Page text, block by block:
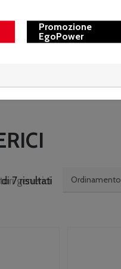
Promozione
EgoPower
7 risultati
generici